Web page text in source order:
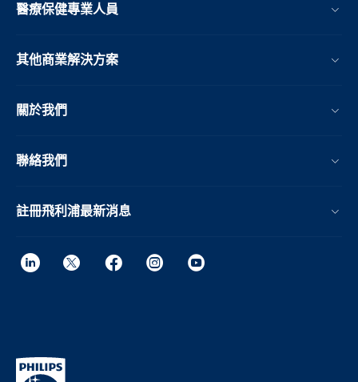
醫療保健專業人員
其他商業解決方案
關於我們
聯絡我們
註冊飛利浦最新消息